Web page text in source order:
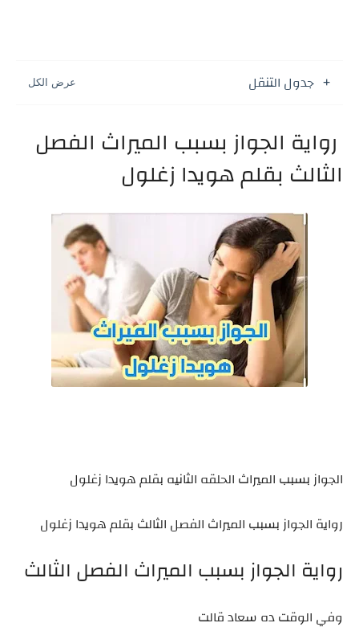
جدول التنقل
رواية الجواز بسبب الميراث الفصل
الثالث بقلم هويدا زغلول
الجواز بسبب الميراث الحلقه الثانيه بقلم هويدا زغلول
رواية الجواز بسبب الميراث الفصل الثالث بقلم هويدا زغلول
رواية الجواز بسبب الميراث الفصل الثالث
وفي الوقت ده سعاد قالت